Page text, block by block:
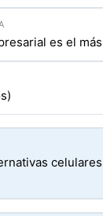
es el
celulares